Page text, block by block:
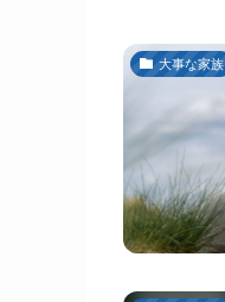
大事な家族